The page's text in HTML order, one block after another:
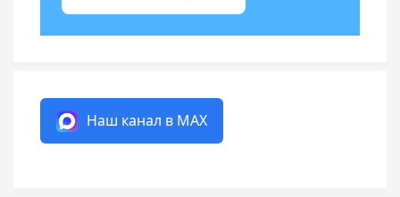
Наш канал в MAX